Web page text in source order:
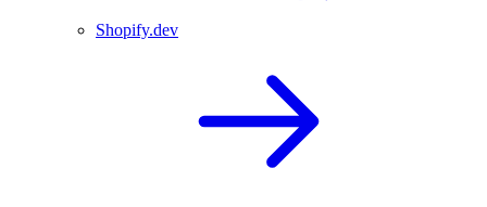
Shopify.dev